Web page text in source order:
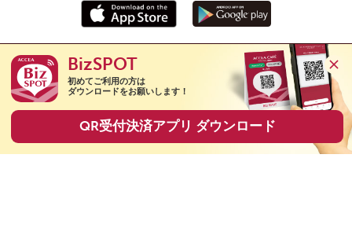
Copyright(C) 2026 ACCEA Co., Ltd. All Rights Reserved.
BizSPOT
初めてご利用の方は
ダウンロードをお願いします！
QR受付決済アプリ ダウンロード